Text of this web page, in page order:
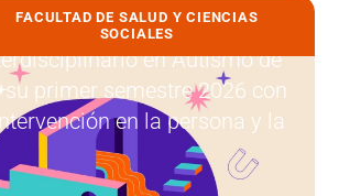
FACULTAD DE SALUD Y CIENCIAS
SOCIALES
en Autismo de
su primer semestre 2026 con
en la persona y la